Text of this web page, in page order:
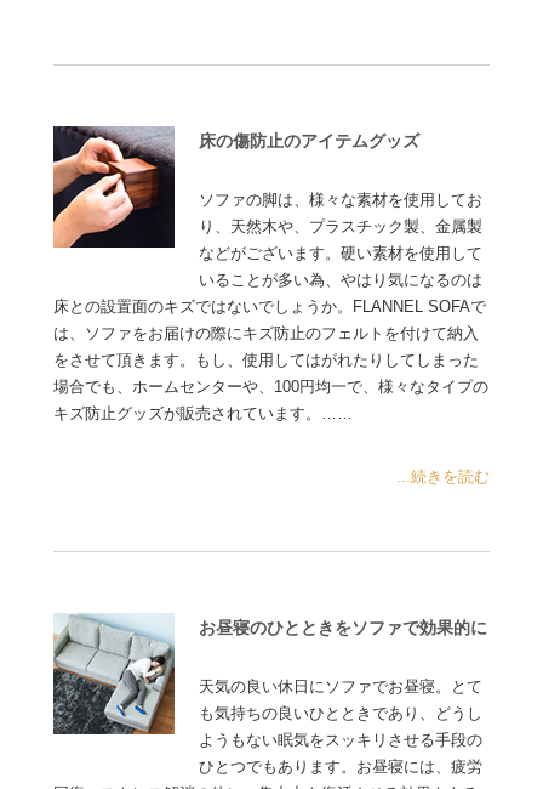
床の傷防止のアイテムグッズ
ソファの脚は、様々な素材を使用してお
り、天然木や、プラスチック製、金属製
などがございます。硬い素材を使用して
いることが多い為、やはり気になるのは
床との設置面のキズではないでしょうか。FLANNEL SOFAで
は、ソファをお届けの際にキズ防止のフェルトを付けて納入
をさせて頂きます。もし、使用してはがれたりしてしまった
場合でも、ホームセンターや、100円均一で、様々なタイプの
キズ防止グッズが販売されています。……
...続きを読む
お昼寝のひとときをソファで効果的に
天気の良い休日にソファでお昼寝。とて
も気持ちの良いひとときであり、どうし
ようもない眠気をスッキリさせる手段の
ひとつでもあります。お昼寝には、疲労